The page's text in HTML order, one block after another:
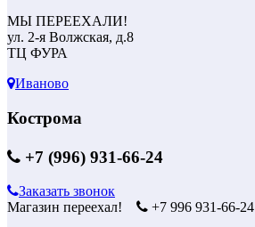
МЫ ПЕРЕЕХАЛИ!
ул. 2-я Волжская, д.8
ТЦ ФУРА
Иваново
Кострома
+7 (996) 931-66-24
Заказать звонок
Магазин переехал!
+7 996 931-66-24